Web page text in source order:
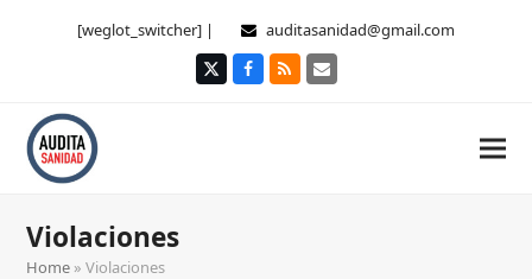
[weglot_switcher] | auditasanidad@gmail.com
TwitterFacebook
RSS Correo
Violaciones
Home »Violaciones